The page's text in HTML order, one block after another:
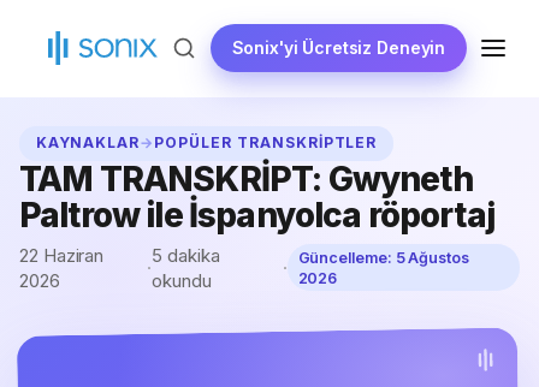
Sonix'yi Ücretsiz Deneyin MENÜ
KAYNAKLAR→ POPÜLER TRANSKRIPTLER
TAM TRANSKRİPT: Gwyneth
Paltrow ile İspanyolca röportaj
22 Haziran
2026
·
5 dakika
okundu
· Güncelleme: 5 Ağustos
2026